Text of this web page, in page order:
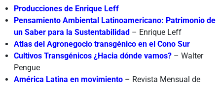
Producciones de Enrique Leff
Pensamiento Ambiental Latinoamericano: Patrimonio de
un Saber para la Sustentabilidad – Enrique Leff
Atlas del Agronegocio transgénico en el Cono Sur
Cultivos Transgénicos ¿Hacia dónde vamos? – Walter
Pengue
América Latina en movimiento – Revista Mensual de